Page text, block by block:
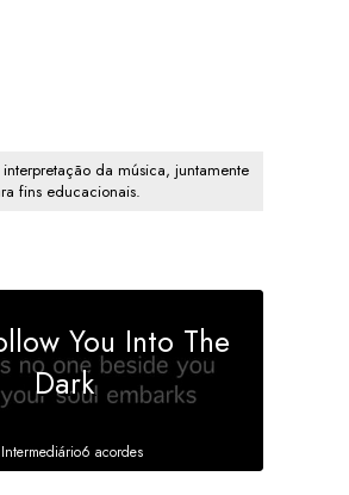
da música, juntamente
fins educacionais.
You Into The
Dark
Intermediário6 acordes